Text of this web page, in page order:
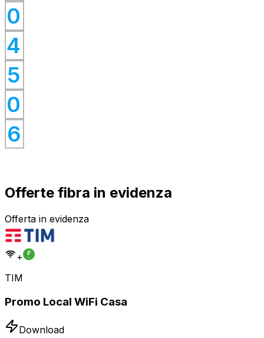
0
0
4
0
5
0
0
0
6
0
Offerte fibra in evidenza
Offerta in evidenza
+
TIM
Promo Local WiFi Casa
Download